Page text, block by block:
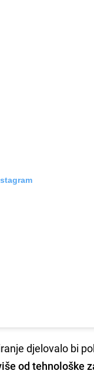
djelovalo bi
od tehnološke